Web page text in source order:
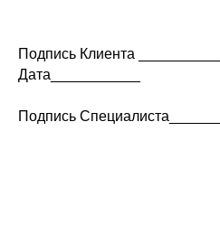
Подпись Клиента
Дата___________
Подпись